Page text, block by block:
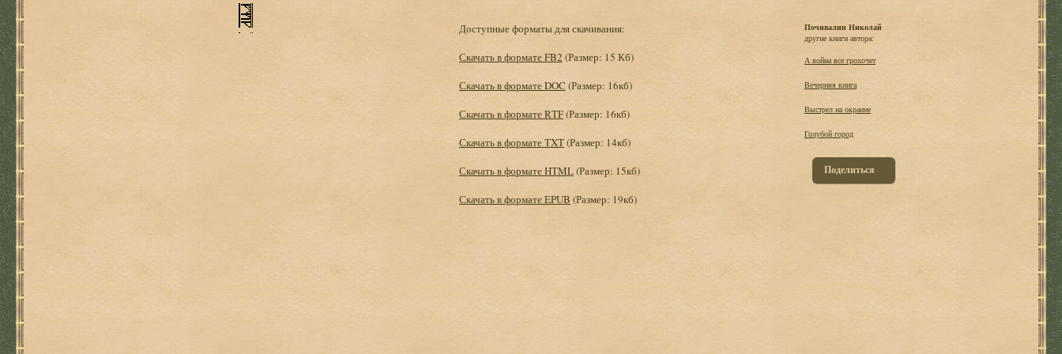
Доступные форматы для скачивания:
Скачать в формате FB2 (Размер: 15 Кб)
Скачать в формате DOC (Размер: 16кб)
Скачать в формате RTF(Размер: 16кб)
Скачать в формате TXT(Размер: 14кб)
Скачать в формате HTML(Размер: 15кб)
Скачать в формате EPUB (Размер: 19кб)
Почивалин Николай
другие книги автора:
А война все грохочет
Вечерняя книга
Выстрел на окраине
Голубой город
Поделиться